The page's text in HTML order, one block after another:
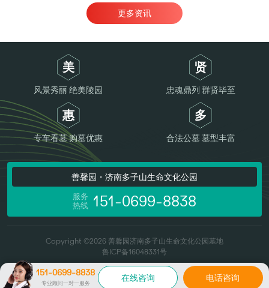
更多资讯
美
风景秀丽 绝美陵园
贤
忠魂鼎列 群贤毕至
惠
专车看墓 购墓优惠
多
合法公墓 墓型丰富
善馨园・济南多子山生命文化公园
服务
热线 151-0699-8838
Copyright ©2026 善馨园济南多子山生命文化公园墓地
鲁ICP备16048331号
151-0699-8838
专业顾问一对一服务 在线咨询 电话咨询